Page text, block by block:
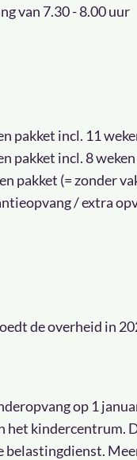
van 7.30 - 8.00 uur
pakket incl. 11
pakket incl. 8
pakket (= zonder
/ extra
de overheid in
op 1
kindercentrum.
belastingdienst.